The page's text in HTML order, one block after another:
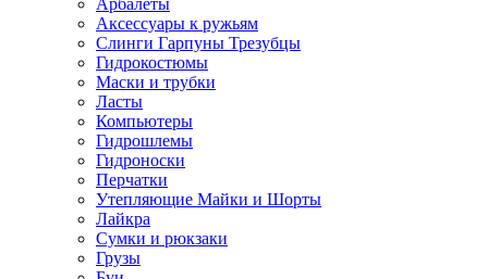
Арбалеты
Аксессуары к ружьям
Слинги Гарпуны Трезубцы
Гидрокостюмы
Маски и трубки
Ласты
Компьютеры
Гидрошлемы
Гидроноски
Перчатки
Утепляющие Майки и Шорты
Лайкра
Сумки и рюкзаки
Грузы